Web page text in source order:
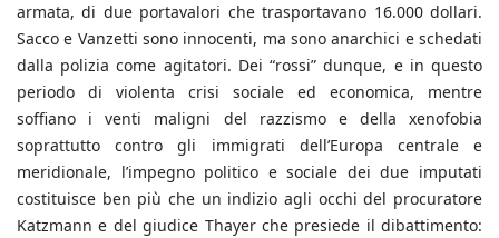
armata, di due portavalori che trasportavano 16.000 dollari.
Sacco e Vanzetti sono innocenti, ma sono anarchici e schedati
dalla polizia come agitatori. Dei “rossi” dunque, e in questo
periodo di violenta crisi sociale ed economica, mentre
soffiano i venti maligni del razzismo e della xenofobia
soprattutto contro gli immigrati dell’Europa centrale e
meridionale, l’impegno politico e sociale dei due imputati
costituisce ben più che un indizio agli occhi del procuratore
Katzmann e del giudice Thayer che presiede il dibattimento: